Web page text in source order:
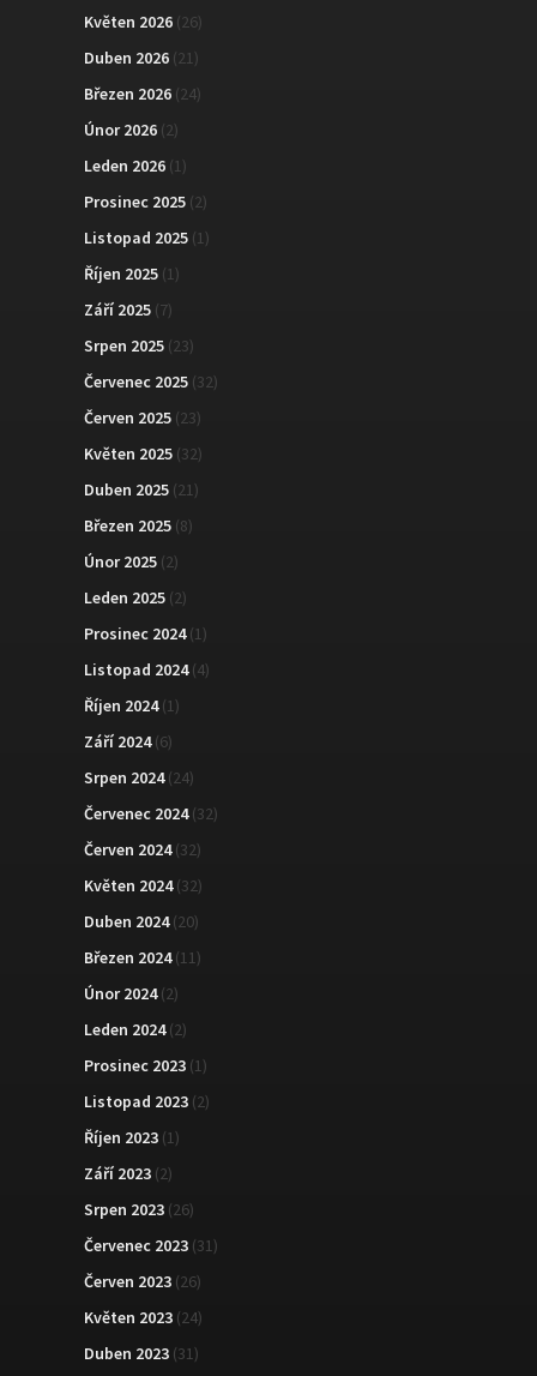
Květen 2026 (26)
Duben 2026 (21)
Březen 2026 (24)
Únor 2026 (2)
Leden 2026 (1)
Prosinec 2025 (2)
Listopad 2025 (1)
Říjen 2025 (1)
Září 2025 (7)
Srpen 2025 (23)
Červenec 2025 (32)
Červen 2025 (23)
Květen 2025 (32)
Duben 2025 (21)
Březen 2025 (8)
Únor 2025 (2)
Leden 2025 (2)
Prosinec 2024(1)
Listopad 2024(4)
Říjen 2024(1)
Září 2024(6)
Srpen 2024(24)
Červenec 2024(32)
Červen 2024(32)
Květen 2024(32)
Duben 2024(20)
Březen 2024(11)
Únor 2024(2)
Leden 2024(2)
Prosinec 2023 (1)
Listopad 2023 (2)
Říjen 2023 (1)
Září 2023 (2)
Srpen 2023 (26)
Červenec 2023 (31)
Červen 2023 (26)
Květen 2023 (24)
Duben 2023 (31)